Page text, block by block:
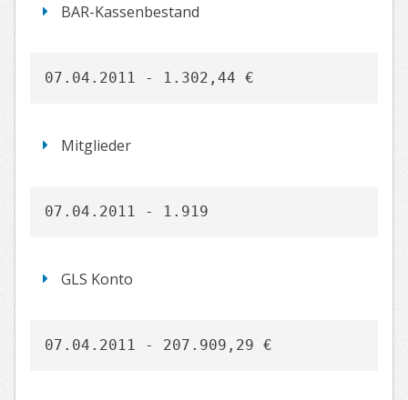
BAR-Kassenbestand
07.04.2011 - 1.302,44 €
Mitglieder
07.04.2011 - 1.919
GLS Konto
07.04.2011 - 207.909,29 €